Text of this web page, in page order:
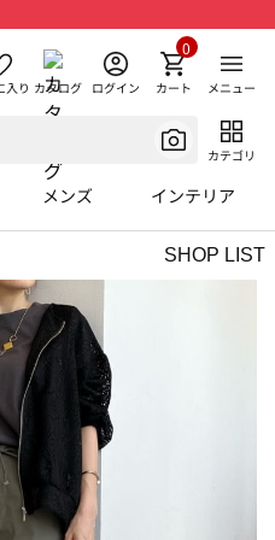
入り カタログ ログイン カート
0
メニュー
カテゴリ
メンズ インテリア
SHOP LIST